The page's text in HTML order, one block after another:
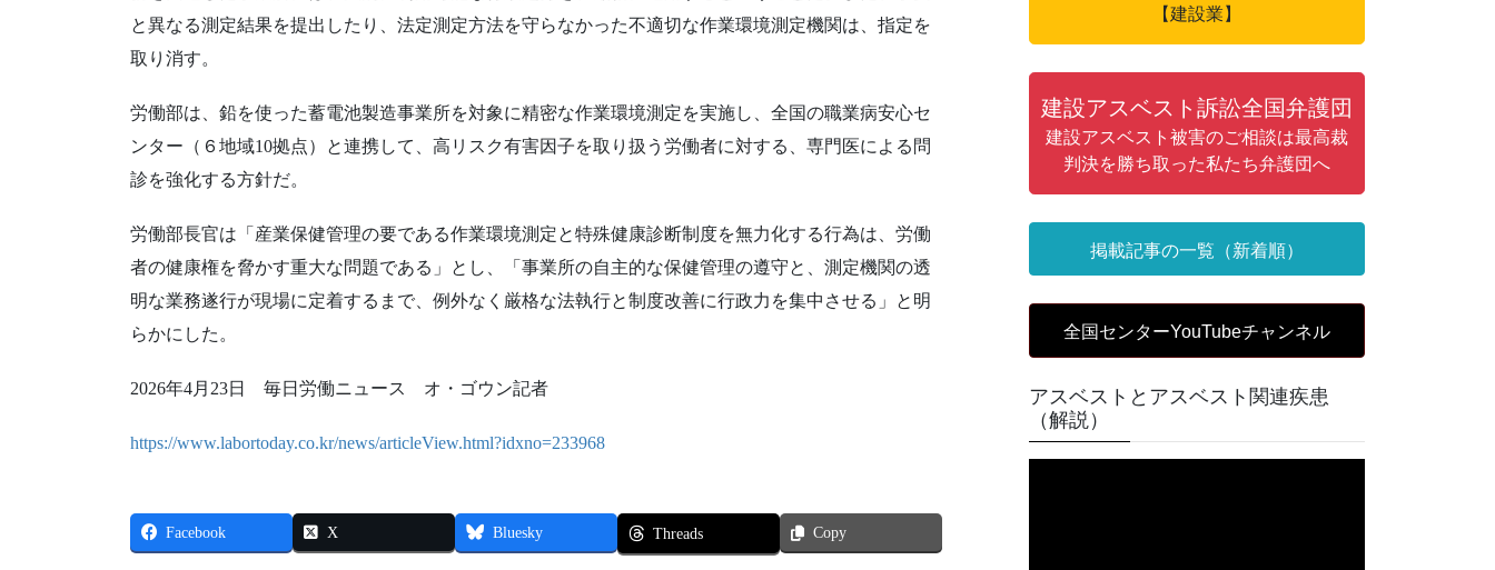
と異なる測定結果を提出したり、法定測定方法を守らなかった不適切な作業環境測定機関は、指定を
取り消す。
労働部は、鉛を使った蓄電池製造事業所を対象に精密な作業環境測定を実施し、全国の職業病安心セ
ンター（６地域10拠点）と連携して、高リスク有害因子を取り扱う労働者に対する、専門医による問
診を強化する方針だ。
労働部長官は「産業保健管理の要である作業環境測定と特殊健康診断制度を無力化する行為は、労働
者の健康権を脅かす重大な問題である」とし、「事業所の自主的な保健管理の遵守と、測定機関の透
明な業務遂行が現場に定着するまで、例外なく厳格な法執行と制度改善に行政力を集中させる」と明
らかにした。
2026年4月23日 毎日労働ニュース オ・ゴウン記者
https://www.labortoday.co.kr/news/articleView.html?idxno=233968
Facebook X Bluesky Threads Copy
【建設業】
建設アスベスト訴訟全国弁護団
建設アスベスト被害のご相談は最高裁
判決を勝ち取った私たち弁護団へ
掲載記事の一覧（新着順）
全国センターYouTubeチャンネル
アスベストとアスベスト関連疾患
（解説）